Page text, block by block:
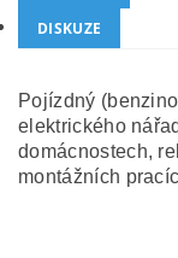
DISKUZE
Pojízdný
elektrického
domácnostech,
montážních